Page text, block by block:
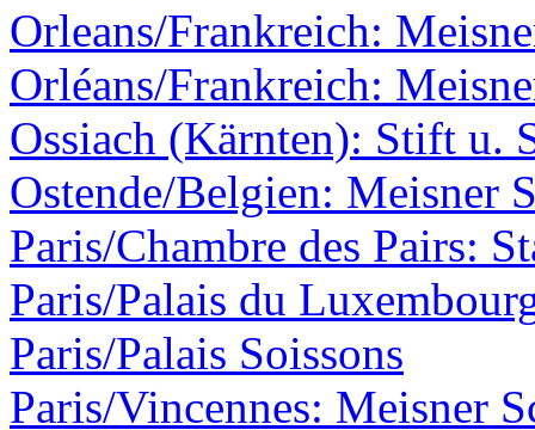
Orleans/Frankreich:
Orléans/Frankreich:
Ossiach (Kärnten): Stift u.
Ostende/Belgien: Meisner
Paris/Chambre des Pairs:
Paris/Palais du
Paris/Palais Soissons
Paris/Vincennes: Meisner